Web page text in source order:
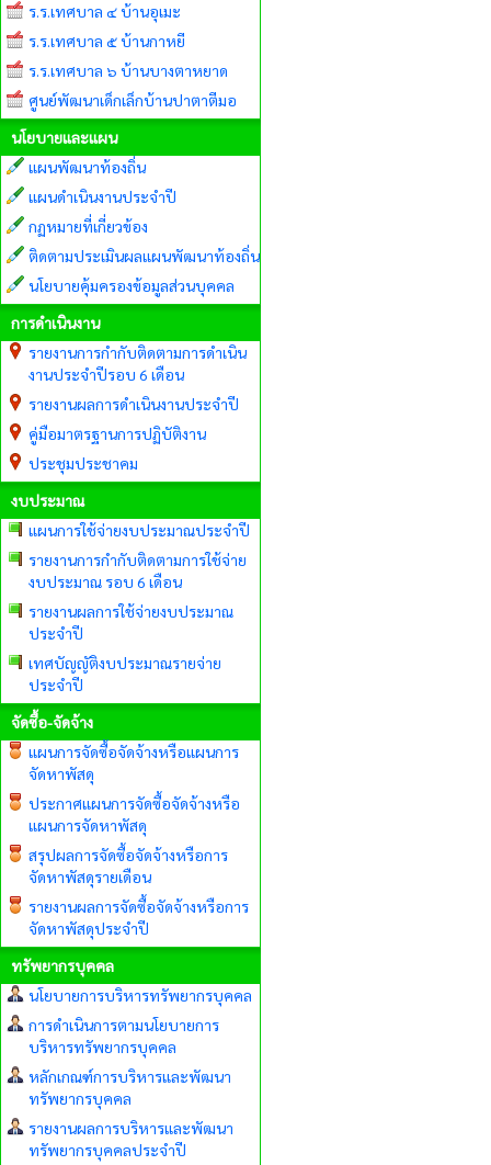
ร.ร.เทศบาล ๔ บ้านอุเมะ
ร.ร.เทศบาล ๕ บ้านกาหยี
ร.ร.เทศบาล ๖ บ้านบางตาหยาด
ศูนย์พัฒนาเด็กเล็กบ้านปาตาตีมอ
นโยบายและแผน
แผนพัฒนาท้องถิ่น
แผนดำเนินงานประจำปี
กฏหมายที่เกี่ยวข้อง
ติดตามประเมินผลแผนพัฒนาท้องถิ่น
นโยบายคุ้มครองข้อมูลส่วนบุคคล
การดำเนินงาน
รายงานการกำกับติดตามการดำเนิน
งานประจำปีรอบ 6 เดือน
รายงานผลการดำเนินงานประจำปี
คู่มือมาตรฐานการปฏิบัติงาน
ประชุมประชาคม
งบประมาณ
แผนการใช้จ่ายงบประมาณประจำปี
รายงานการกำกับติดตามการใช้จ่าย
งบประมาณ รอบ 6 เดือน
รายงานผลการใช้จ่ายงบประมาณ
ประจำปี
เทศบัญญัติงบประมาณรายจ่าย
ประจำปี
จัดซื้อ-จัดจ้าง
แผนการจัดซื้อจัดจ้างหรือแผนการ
จัดหาพัสดุ
ประกาศแผนการจัดซื้อจัดจ้างหรือ
แผนการจัดหาพัสดุ
สรุปผลการจัดซื้อจัดจ้างหรือการ
จัดหาพัสดุรายเดือน
รายงานผลการจัดซื้อจัดจ้างหรือการ
จัดหาพัสดุประจำปี
ทรัพยากรบุคคล
นโยบายการบริหารทรัพยากรบุคคล
การดำเนินการตามนโยบายการ
บริหารทรัพยากรบุคคล
หลักเกณฑ์การบริหารและพัฒนา
ทรัพยากรบุคคล
รายงานผลการบริหารและพัฒนา
ทรัพยากรบุคคลประจำปี